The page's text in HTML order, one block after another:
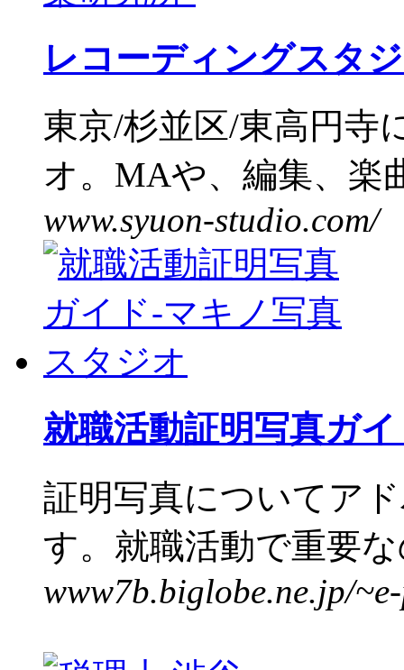
レコーディングスタ
東京/杉並区/東高円寺
オ。MAや、編集、楽
www.syuon-studio.com/
就職活動証明写真ガ
証明写真についてア
す。就職活動で重要
www7b.biglobe.ne.jp/